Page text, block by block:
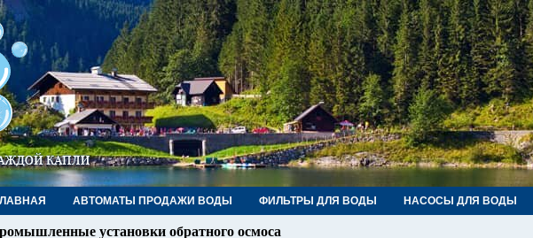
АВТОМАТЫ ПРОДАЖИ ВОДЫ ФИЛЬТРЫ ДЛЯ ВОДЫ НАСОСЫ ДЛЯ ВОДЫ
ФИТИНГИ, КРАНЫ КОНТАКТЫ
установки обратного осмоса